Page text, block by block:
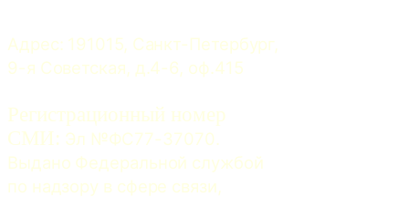
Адрес: 191015, Санкт-Петербург,
9-я Советская, д.4-6, оф.415
Регистрационный номер
СМИ: Эл №ФС77-37070.
Выдано Федеральной службой
по надзору в сфере связи,